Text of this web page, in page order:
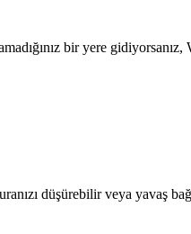
bir yere
düşürebilir veya yavaş